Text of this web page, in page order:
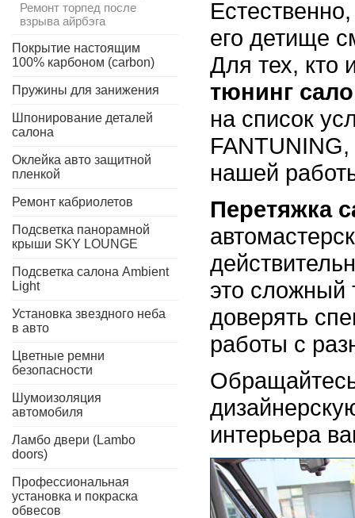
Ремонт торпед после
взрыва айрбэга
Покрытие настоящим
100% карбоном (carbon)
Пружины для занижения
Шпонирование деталей
салона
Оклейка авто защитной
пленкой
Ремонт кабриолетов
Подсветка панорамной
крыши SKY LOUNGE
Подсветка салона Ambient
Light
Установка звездного неба
в авто
Цветные ремни
безопасности
Шумоизоляция
автомобиля
Ламбо двери (Lambo
doors)
Профессиональная
установка и покраска
обвесов
его детище
Для тех, кто
тюнинг
на список
нашей
Перетяжка
это сложный
доверять
работы с
интерьера